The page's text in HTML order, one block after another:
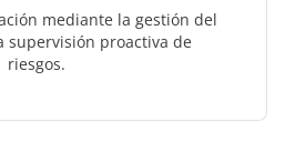
mediante la gestión del
supervisión proactiva de
riesgos.